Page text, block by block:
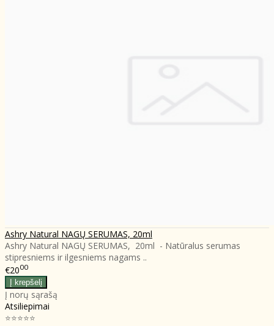
Ashry Natural NAGŲ SERUMAS, 20ml
Ashry Natural NAGŲ SERUMAS, 20ml - Natūralus serumas
stipresniems ir ilgesniems nagams ..
€2000
Į norų sąrašą
Atsiliepimai
⭐⭐⭐⭐⭐